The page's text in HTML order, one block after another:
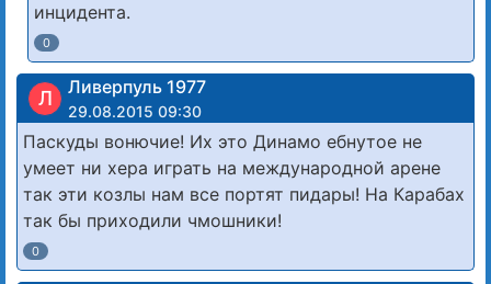
инцидента.
0
Л Ливерпуль 1977
29.08.2015 09:30
Паскуды вонючие! Их это Динамо ебнутое не
умеет ни хера играть на международной арене
так эти козлы нам все портят пидары! На Карабах
так бы приходили чмошники!
0